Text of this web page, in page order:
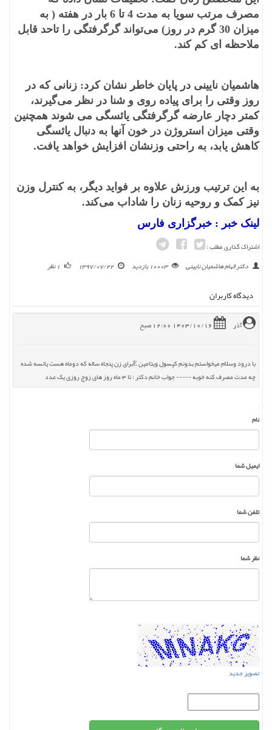
مصرف مرتب سویا به مدت 4 تا 6 بار در هفته ( به
میزان 30 گرم در روز) می‌تواند گرگرفتگی را تاحد قابل
ملاحظه ای کم کند.
هاشمیان نایینی در پایان خاطر نشان کرد: زنانی که در
روز وقتی را برای پیاده روی و شنا در نظر می‌گیرند،
کمتر دچار عارضه گرگرفتگی یائسگی می شوند همچنین
وقتی میزان استروژن در خون آنها به دنبال یائسگی
کاهش یابد، به راحتی وزنشان افزایش خواهد یافت.
به این ترتیب ورزش علاوه بر فواید دیگر، به کنترل وزن
نیز کمک و روحیه زنان را شاداب می‌کند.
لینک خبر : خبرگزاری فارس
اشتراک گذاری مطلب :
دکتر الهام هاشمیان نایینی
10003 بازدید 1397/07/22 1 نظر
دیدگاه کاربران
آذر 1403/10/16 12:00 صبح
با درود وسلام میخواستم بدونم کپسول ویتامین Eبرای زن پنجاه ساله که دوماه هست یائسه شده
چه مدت مصرف کنه خوبه ----- جواب خانم دکتر : تا 3 ماه روز های زوج روزی یک عدد
;
نام
ایمیل شما
تلفن شما
نظر شما
تصویر جدید